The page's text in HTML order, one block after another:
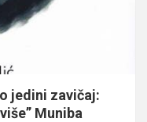
jedini zavičaj:
Muniba